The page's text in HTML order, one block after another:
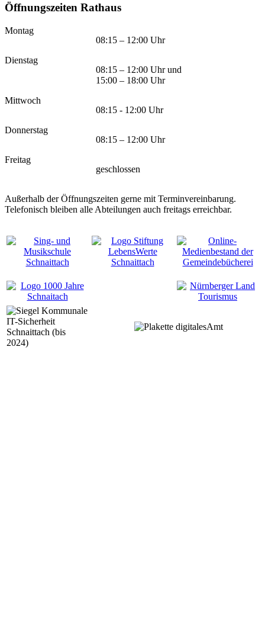
Öffnungszeiten Rathaus
Montag
08:15 – 12:00 Uhr
Dienstag
08:15 – 12:00 Uhr und
15:00 – 18:00 Uhr
Mittwoch
08:15 - 12:00 Uhr
Donnerstag
08:15 – 12:00 Uhr
Freitag
geschlossen
Außerhalb der Öffnungszeiten gerne mit Terminvereinbarung.
Telefonisch bleiben alle Abteilungen auch freitags erreichbar.